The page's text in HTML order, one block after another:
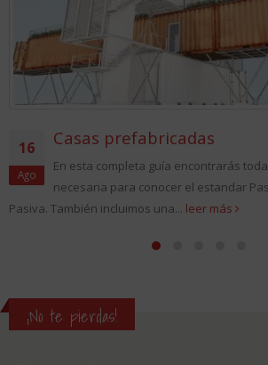
Casas prefabricadas
En esta completa guía encontrarás toda la
necesaria para conocer el estandar
También incluimos una...leer más
¡No te pierdas!